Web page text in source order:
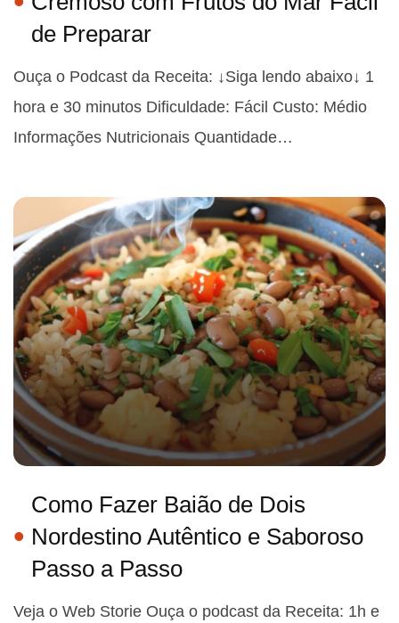
de Preparar
Ouça o Podcast da Receita: ↓Siga lendo abaixo↓ 1
hora e 30 minutos Dificuldade: Fácil Custo: Médio
Informações Nutricionais Quantidade…
Como Fazer Baião de Dois
Nordestino Autêntico e Saboroso
Passo a Passo
Veja o Web Storie Ouça o podcast da Receita: 1h e